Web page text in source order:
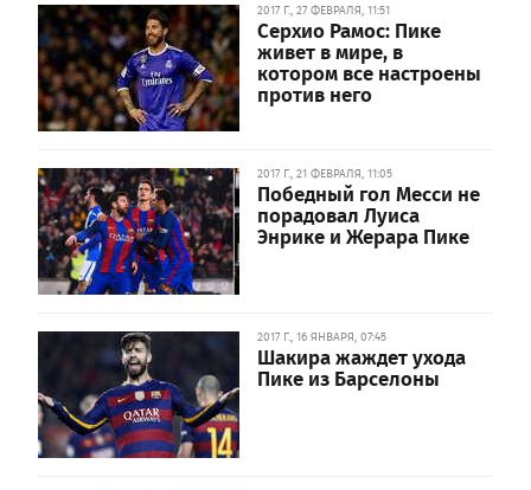
2017 Г., 27 ФЕВРАЛЯ, 11:51
Серхио Рамос: Пике
живет в мире, в
котором все настроены
против него
2017 Г., 21 ФЕВРАЛЯ, 11:05
Победный гол Месси не
порадовал Луиса
Энрике и Жерара Пике
2017 Г., 16 ЯНВАРЯ, 07:45
Шакира жаждет ухода
Пике из Барселоны